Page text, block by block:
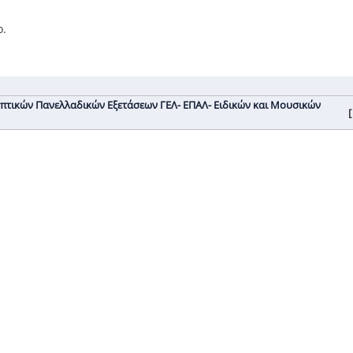
Πανελλαδικών Εξετάσεων ΓΕΛ- ΕΠΑΛ- Ειδικών και Μουσικών